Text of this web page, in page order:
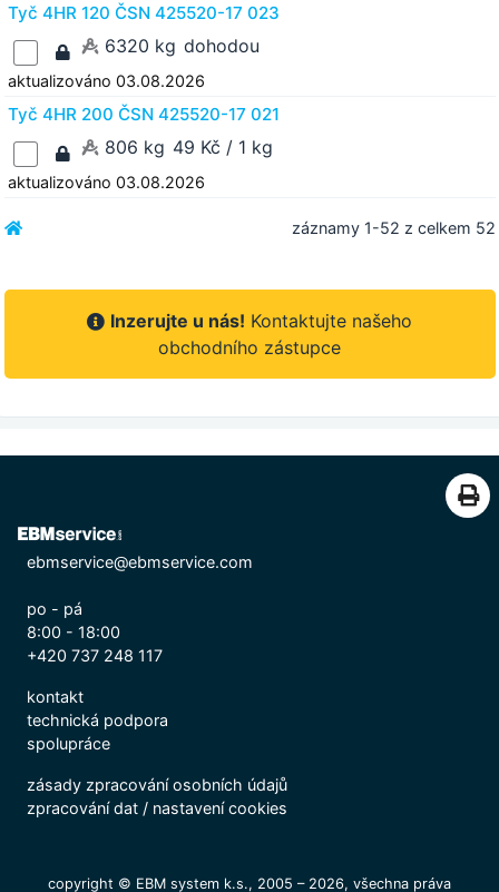
Tyč 4HR 120 ČSN 425520-17 023
6320 kg dohodou
aktualizováno 03.08.2026
Tyč 4HR 200 ČSN 425520-17 021
806 kg 49 Kč / 1 kg
aktualizováno 03.08.2026
záznamy 1-52 z celkem 52
Inzerujte u nás! Kontaktujte našeho
obchodního zástupce
ebmservice@ebmservice.com
po - pá
8:00 - 18:00
+420 737 248 117
kontakt
technická podpora
spolupráce
zásady zpracování osobních údajů
zpracování dat/ nastavení cookies
copyright © EBM system k.s., 2005 – 2026, všechna práva